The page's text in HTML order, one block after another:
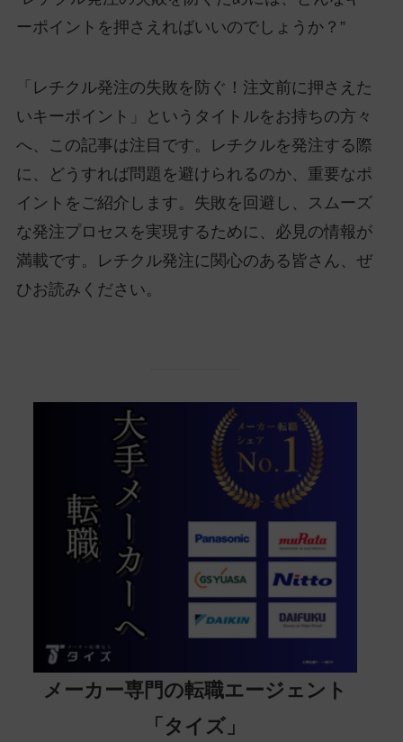
ーポイントを押さえればいいのでしょうか？”
「レチクル発注の失敗を防ぐ！注文前に押さえた
いキーポイント」というタイトルをお持ちの方々
へ、この記事は注目です。レチクルを発注する際
に、どうすれば問題を避けられるのか、重要なポ
イントをご紹介します。失敗を回避し、スムーズ
な発注プロセスを実現するために、必見の情報が
満載です。レチクル発注に関心のある皆さん、ぜ
ひお読みください。
メーカー専門の転職エージェント
「タイズ」